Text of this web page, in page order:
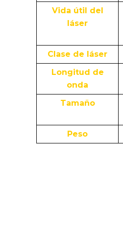
Vida útil del
láser
Clase de láser
Longitud de
onda
Tamaño
Peso